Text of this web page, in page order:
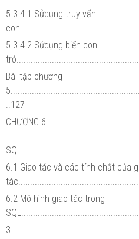
5.3.4.1 Sửdụng truy vấn
5.3.4.2 Sửdụng biến con
Bài tập chương
..127
CHƯƠNG 6:
SQL
6.1 Giao tác và các tính chất của
6.2 Mô hình giao tác trong
3